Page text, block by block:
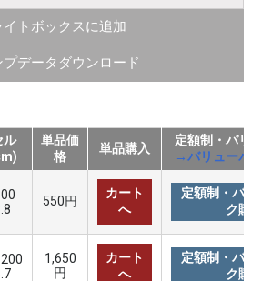
イトボックスに追加
プデータダウンロード
ル
単品価
格
単品購入
定額制・バリ
→バリューパ
550円
カート
へ
定額制・バリ
ク購
1,650
円
カート
へ
定額制・バリ
ク購